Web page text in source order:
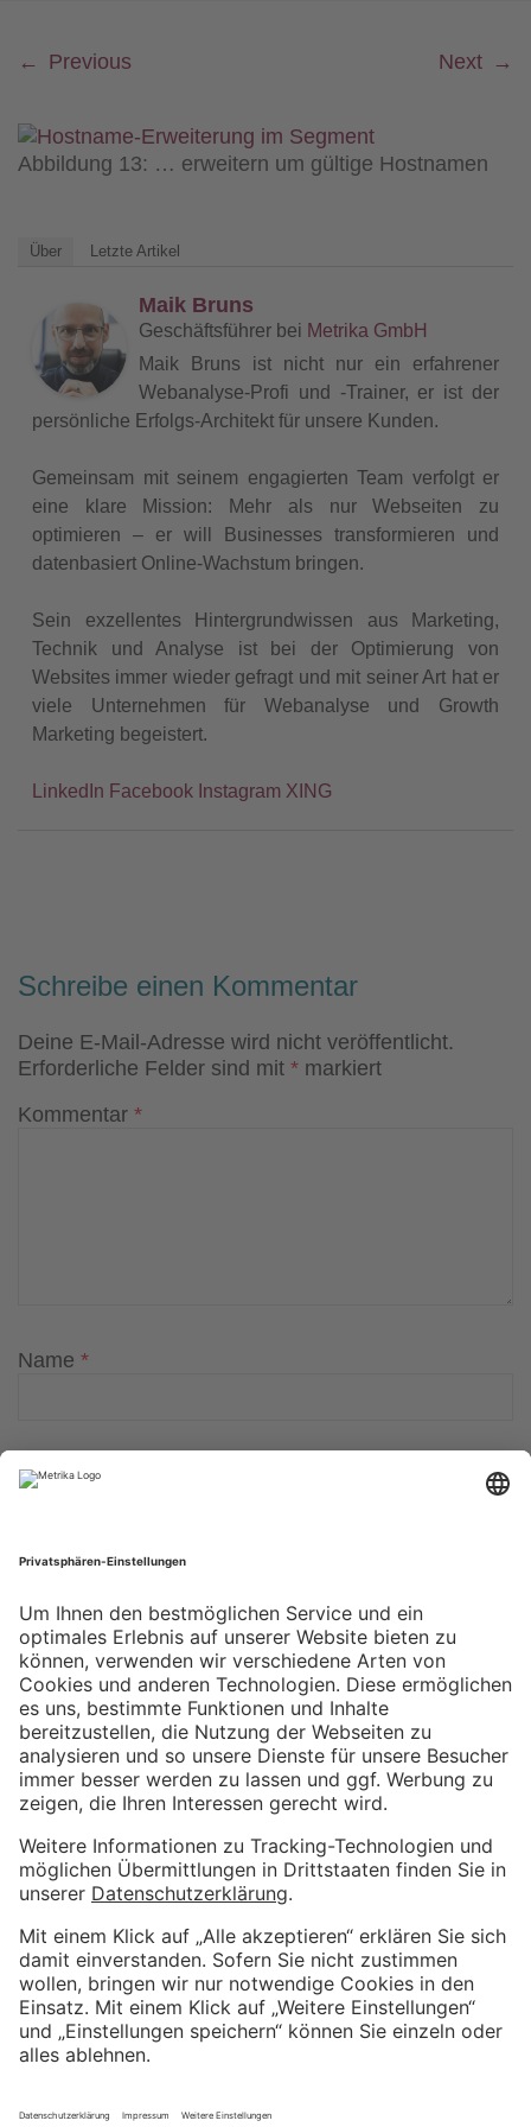
← Previous Next →
Abbildung 13: … erweitern um gültige Hostnamen
Über Letzte Artikel
Maik Bruns
Geschäftsführer bei Metrika GmbH
Maik Bruns ist nicht nur ein erfahrener
Webanalyse-Profi und -Trainer, er ist der
persönliche Erfolgs-Architekt für unsere Kunden.
Gemeinsam mit seinem engagierten Team verfolgt er
eine klare Mission: Mehr als nur Webseiten zu
optimieren – er will Businesses transformieren und
datenbasiert Online-Wachstum bringen.
Sein exzellentes Hintergrundwissen aus Marketing,
Technik und Analyse ist bei der Optimierung von
Websites immer wieder gefragt und mit seiner Art hat er
viele Unternehmen für Webanalyse und Growth
Marketing begeistert.
LinkedIn Facebook Instagram XING
Schreibe einen Kommentar
Deine E-Mail-Adresse wird nicht veröffentlicht.
Erforderliche Felder sind mit * markiert
Kommentar *
Name *
Website
Weitere Informationen
Impressum
Kostenloser Growth Engine Call
Datenschutzerklärung
AGB
Wir sind Proven Expert
Kundenbewertungen und Erfahrungen zu
Metrika GmbH
100
%
SEHR GUT